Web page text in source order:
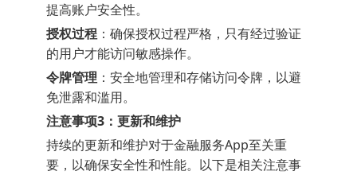
提高账户安全性。
授权过程：确保授权过程严格，只有经过验证
的用户才能访问敏感操作。
令牌管理 ：安全地管理和存储访问令牌，以避
免泄露和滥用。
注意事项3：更新和维护
持续的更新和维护对于金融服务App至关重
要，以确保安全性和性能。以下是相关注意事